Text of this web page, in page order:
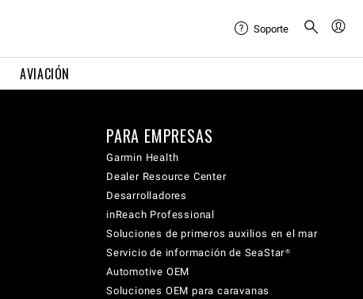
AVIACIÓN
Soporte
PARA EMPRESAS
Garmin Health
Dealer Resource Center
Desarrolladores
inReach Professional
Soluciones de primeros auxilios en el mar
Servicio de información de SeaStar®
Automotive OEM
Soluciones OEM para caravanas